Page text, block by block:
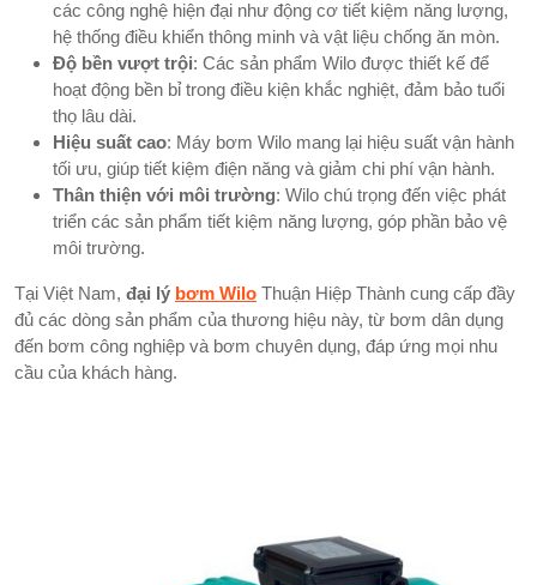
các công nghệ hiện đại như động cơ tiết kiệm năng lượng,
hệ thống điều khiển thông minh và vật liệu chống ăn mòn.
Độ bền vượt trội: Các sản phẩm Wilo được thiết kế để
hoạt động bền bỉ trong điều kiện khắc nghiệt, đảm bảo tuổi
thọ lâu dài.
Hiệu suất cao: Máy bơm Wilo mang lại hiệu suất vận hành
tối ưu, giúp tiết kiệm điện năng và giảm chi phí vận hành.
Thân thiện với môi trường: Wilo chú trọng đến việc phát
triển các sản phẩm tiết kiệm năng lượng, góp phần bảo vệ
môi trường.
Tại Việt Nam, đại lý bơm Wilo Thuận Hiệp Thành cung cấp đầy
đủ các dòng sản phẩm của thương hiệu này, từ bơm dân dụng
đến bơm công nghiệp và bơm chuyên dụng, đáp ứng mọi nhu
cầu của khách hàng.